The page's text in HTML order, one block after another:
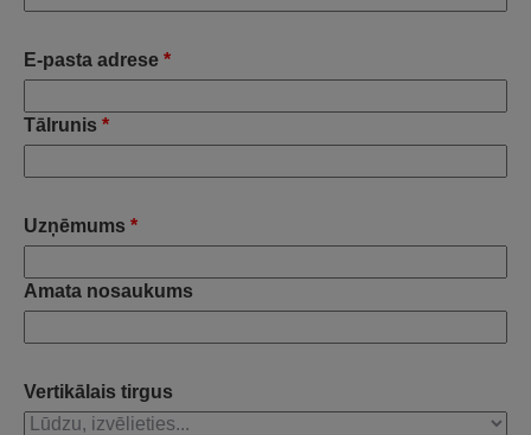
E-pasta adrese *
Tālrunis *
Uzņēmums *
Amata nosaukums
Vertikālais tirgus